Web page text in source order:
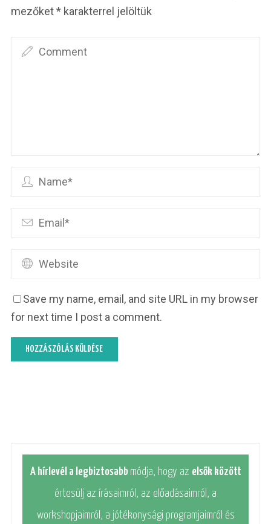
mezőket* karakterrel jelöltük
Save my name, email, and site URL in my browser
for next time I post a comment.
A hírlevél a legbiztosabb módja, hogy az elsők között
értesülj az írásaimról, az előadásaimról, a
workshopjaimról, a jótékonysági programjaimról és